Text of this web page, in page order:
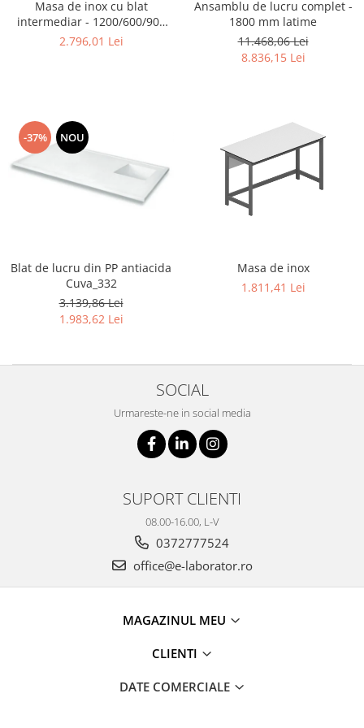
Masa de inox cu blat
intermediar - 1200/600/900
mm
2.796,01 Lei
Ansamblu de lucru complet -
1800 mm latime
11.468,06 Lei
8.836,15 Lei
-37% NOU
Blat de lucru din PP antiacida
Cuva_332
3.139,86 Lei
1.983,62 Lei
Masa de inox
1.811,41 Lei
SOCIAL
Urmareste-ne in social media
SUPORT CLIENTI
08.00-16.00, L-V
0372777524
office@e-laborator.ro
MAGAZINUL MEU
CLIENTI
DATE COMERCIALE